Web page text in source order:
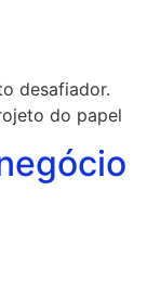
desafiador.
do papel